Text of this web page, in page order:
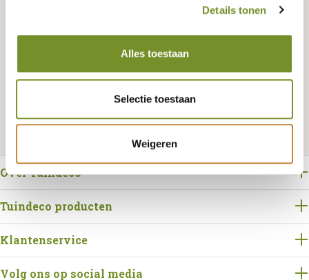
Details tonen
Alles toestaan
Selectie toestaan
Weigeren
Over Tuindeco
Tuindeco producten
Klantenservice
Volg ons op social media